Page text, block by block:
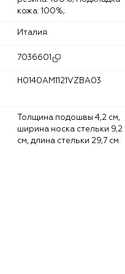
кожа: 100%;
Италия
7036601
H0140AM1121VZBA03
ширина носка стельки 9,2
см, длина стельки 29,7 см.